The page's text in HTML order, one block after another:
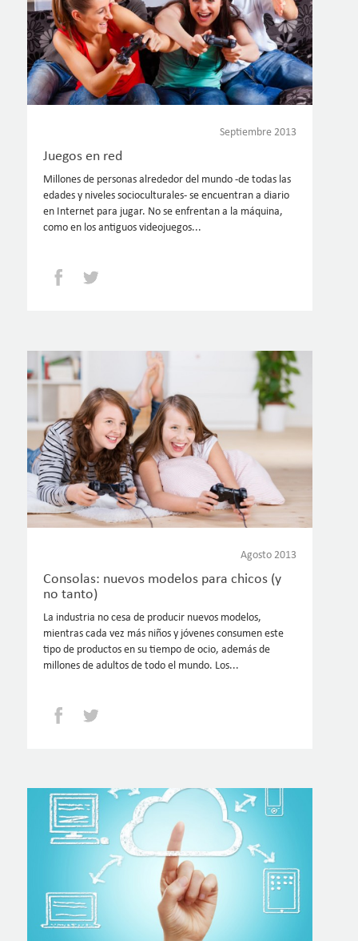
Septiembre 2013
Juegos en red
Millones de personas alrededor del mundo -de todas las
edades y niveles socioculturales- se encuentran a diario
en Internet para jugar. No se enfrentan a la máquina,
como en los antiguos videojuegos...
Facebook
Agosto 2013
Consolas: nuevos modelos para chicos (y
no tanto)
La industria no cesa de producir nuevos modelos,
mientras cada vez más niños y jóvenes consumen este
tipo de productos en su tiempo de ocio, además de
millones de adultos de todo el mundo. Los...
Facebook